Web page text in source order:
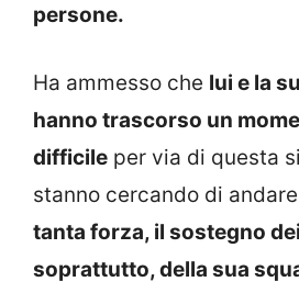
persone.
Ha ammesso che lui e la
hanno trascorso un
difficile per via di questa
stanno cercando di
tanta forza, il sostegno
soprattutto, della sua